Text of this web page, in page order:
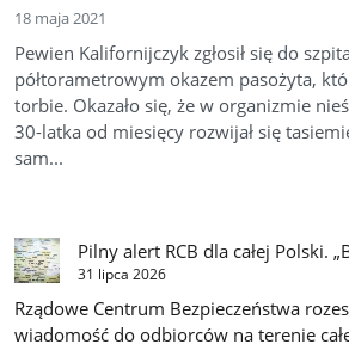
18 maja 2021
Pewien Kalifornijczyk zgłosił się do
półtorametrowym okazem pasożyta,
torbie. Okazało się, że w organizmie
30-latka od miesięcy rozwijał się
sam...
Pilny alert RCB dla całej Polski.
31 lipca 2026
Rządowe Centrum Bezpieczeństwa
wiadomość do odbiorców na terenie